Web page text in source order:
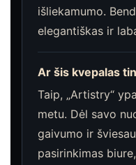
išliekamumo.
elegantiškas ir
Ar šis kvepalas
Taip, „Artistry“
metu. Dėl savo
gaivumo ir
pasirinkimas